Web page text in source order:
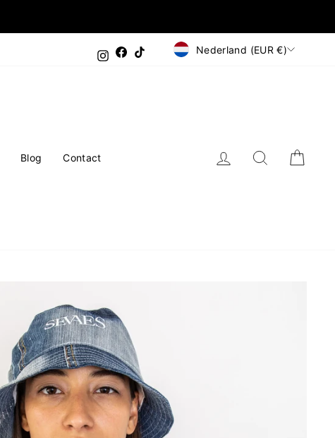
InstagramFacebook
TikTok Valuta
Nederland (EUR €)
Blog Contact Inloggen Zoeken